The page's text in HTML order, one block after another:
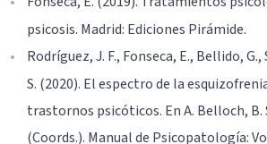
psicosis. Madrid: Ediciones Pirámide.
Rodríguez, J. F., Fonseca, E., Bellido, G.,
S. (2020). El espectro de la
trastornos psicóticos. En A. Belloch, B.
(Coords.). Manual de Psicopatología: